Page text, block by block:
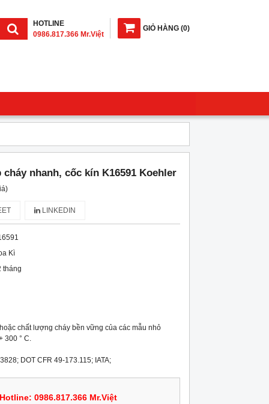
GIỎ HÀNG (0)
HOTLINE
0986.817.366 Mr.Việt
nhanh, cốc kín K16591 Koehler
LINKEDIN
Kì
tháng
chất lượng cháy bền vững của các mẫu nhỏ
300 ° C.
DOT CFR 49-173.115; IATA;
Hotline: 0986.817.366 Mr.Việt